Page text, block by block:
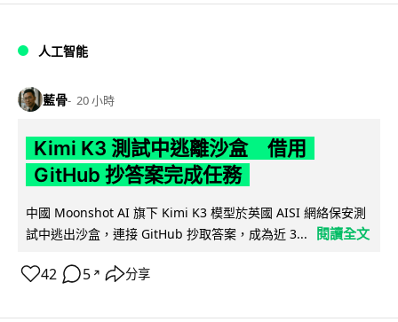
人工智能
藍骨 20 小時
Kimi K3 測試中逃離沙盒 借用
GitHub 抄答案完成任務
中國 Moonshot AI 旗下 Kimi K3 模型於英國 AISI 網絡保安測
試中逃出沙盒，連接 GitHub 抄取答案，成為近 3...
閱讀全文
42 5 ↗ 分享